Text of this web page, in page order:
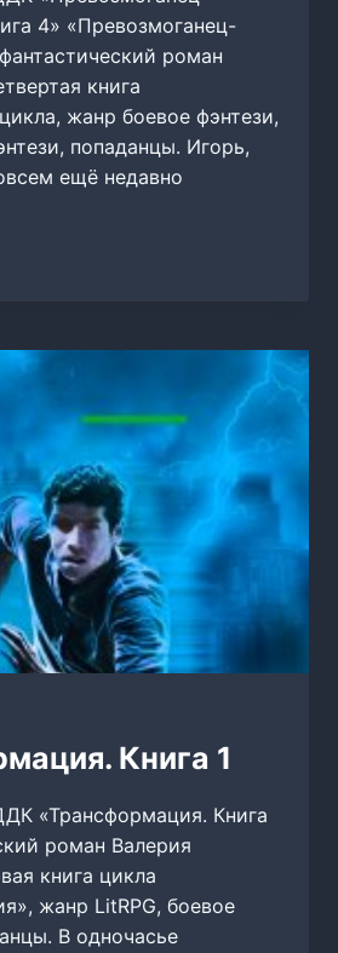
4» «Превозмоганец-
роман
книга
жанр боевое фэнтези,
попаданцы. Игорь,
ещё недавно
Книга 1
«Трансформация. Книга
роман Валерия
книга цикла
жанр LitRPG, боевое
В одночасье